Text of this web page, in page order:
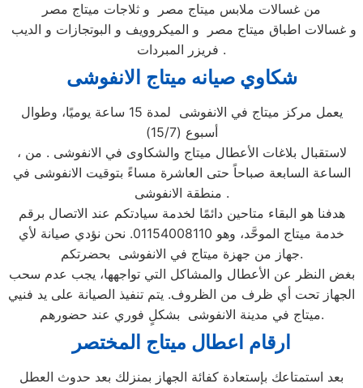
من غسالات ملابس ميتاج مصر و ثلاجات ميتاج مصر
فريزر المبردات .
شكاوي صيانه ميتاج الانفوشى
يعمل مركز ميتاج في الانفوشى لمدة 15 ساعة يوميًا، وطوال
أسبوع (15/7)
، لاستقبال بلاغات الأعطال ميتاج والشكاوى في الانفوشى . من
الساعة السابعة صباحاً حتى العاشرة مساءً بتوقيت الانفوشى في
منطقة الانفوشى .
هدفنا هو البقاء متاحين دائمًا لخدمة سيادتكم عند الاتصال برقم
خدمة ميتاج الموحَّد، وهو 01154008110. نحن نؤدي صيانة لأي
جهاز من جهزة ميتاج في الانفوشى بحضرتكم.
بغض النظر عن الأعطال والمشاكل التي تواجهها، يجب عدم سحب
الجهاز تحت أي ظرف من الظروف. يتم تنفيذ الصيانة على يد فنيي
ميتاج في مدينة الانفوشى بشكلٍ فوري عند حضورهم.
ارقام اعطال ميتاج المختصر
بعد استمتاعك بإستعادة كفائة الجهاز بمنزلك بعد حدوث العطل